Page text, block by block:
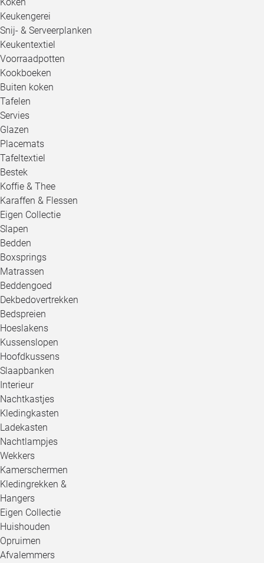
Keukengerei
Snij- & Serveerplanken
Keukentextiel
Voorraadpotten
Kookboeken
Buiten koken
Tafelen
Servies
Glazen
Placemats
Tafeltextiel
Bestek
Koffie & Thee
Karaffen & Flessen
Eigen Collectie
Slapen
Bedden
Boxsprings
Matrassen
Beddengoed
Dekbedovertrekken
Bedspreien
Hoeslakens
Kussenslopen
Hoofdkussens
Slaapbanken
Interieur
Nachtkastjes
Kledingkasten
Ladekasten
Nachtlampjes
Wekkers
Kamerschermen
Kledingrekken &
Hangers
Eigen Collectie
Huishouden
Opruimen
Afvalemmers